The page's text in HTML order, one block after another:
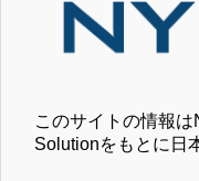
このサイトの情報
Solutionをもとに日